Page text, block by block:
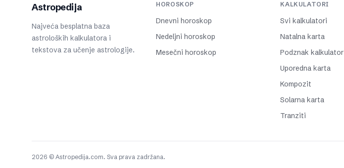
Astropedija
Najveća besplatna baza
astroloških kalkulatora i
tekstova za učenje astrologije.
HOROSKOP
Dnevni horoskop
Nedeljni horoskop
Mesečni horoskop
KALKULATORI
Svi kalkulatori
Natalna karta
Podznak kalkulator
Uporedna karta
Kompozit
Solarna karta
Tranziti
2026 © Astropedija.com. Sva prava zadržana.